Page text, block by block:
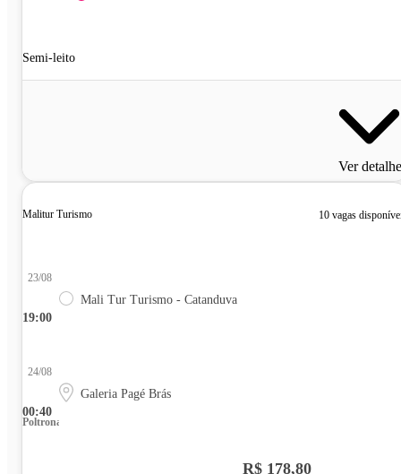
Semi-leito
Ver
Malitur Turismo 10 vagas
19:00
23/08
Mali Tur Turismo - Catanduva
00:40
24/08
Galeria Pagé Brás
Poltrona
R$ 178,80